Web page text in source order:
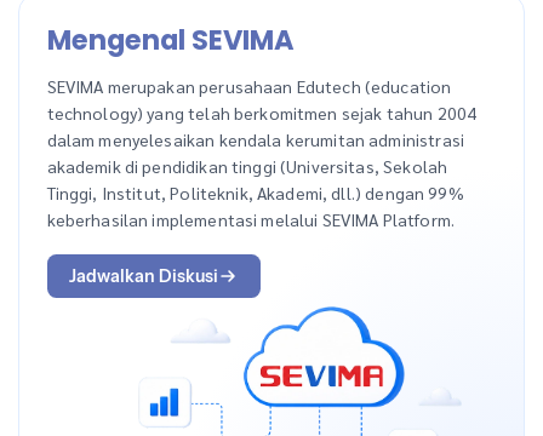
Mengenal SEVIMA
SEVIMA merupakan perusahaan Edutech (education
technology) yang telah berkomitmen sejak tahun 2004
dalam menyelesaikan kendala kerumitan administrasi
akademik di pendidikan tinggi (Universitas, Sekolah
Tinggi, Institut, Politeknik, Akademi, dll.) dengan 99%
keberhasilan implementasi melalui SEVIMA Platform.
Jadwalkan Diskusi